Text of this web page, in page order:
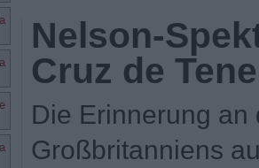
Nelson-
Cruz de
Die Erinnerung an
Großbritanniens